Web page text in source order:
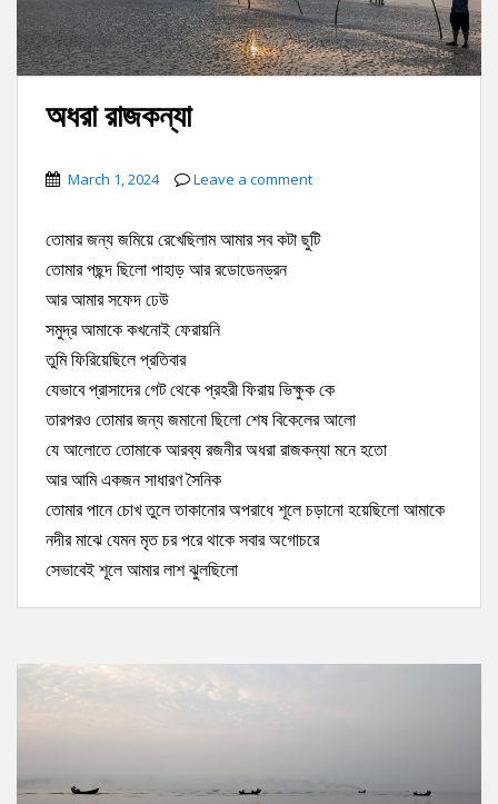
অধরা রাজকন্যা
March 1, 2024 Leave a comment
তোমার জন্য জমিয়ে রেখেছিলাম আমার সব কটা ছুটি
তোমার পছন্দ ছিলো পাহাড় আর রডোডেনড্রন
আর আমার সফেদ ঢেউ
সমুদ্র আমাকে কখনোই ফেরায়নি
তুমি ফিরিয়েছিলে প্রতিবার
যেভাবে প্রাসাদের গেট থেকে প্রহরী ফিরায় ভিক্ষুক কে
তারপরও তোমার জন্য জমানো ছিলো শেষ বিকেলের আলো
যে আলোতে তোমাকে আরব্য রজনীর অধরা রাজকন্যা মনে হতো
আর আমি একজন সাধারণ সৈনিক
তোমার পানে চোখ তুলে তাকানোর অপরাধে শূলে চড়ানো হয়েছিলো আমাকে
নদীর মাঝে যেমন মৃত চর পরে থাকে সবার অগোচরে
সেভাবেই শূলে আমার লাশ ঝুলছিলো